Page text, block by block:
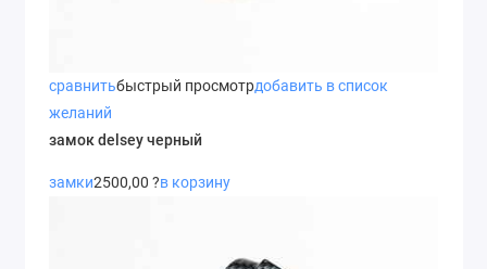
сравнитьбыстрый просмотрдобавить в список
желаний
замок delsey черный
замки2500,00 ?в корзину